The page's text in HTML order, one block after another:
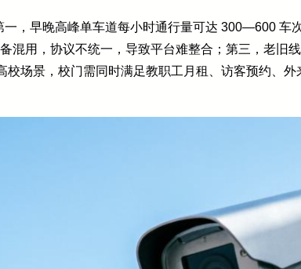
，早晚高峰单车道每小时通行量可达 300—600 车
混用，协议不统一，导致平台难整合；第三，老旧
场景，校门需同时满足教职工月租、访客预约、